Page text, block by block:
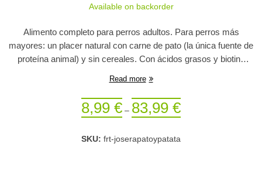
Available on backorder
Alimento completo para perros adultos. Para perros más
mayores: un placer natural con carne de pato (la única fuente de
proteína animal) y sin cereales. Con ácidos grasos y biotina
Read more
8,99 € – 83,99 €
SKU: frt-joserapatoypatata